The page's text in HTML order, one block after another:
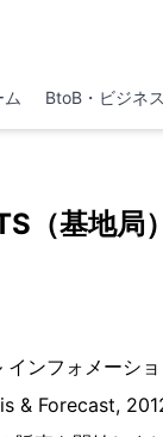
BtoB・ビジネス
（基地局
インフォメーシ
& Forecast,